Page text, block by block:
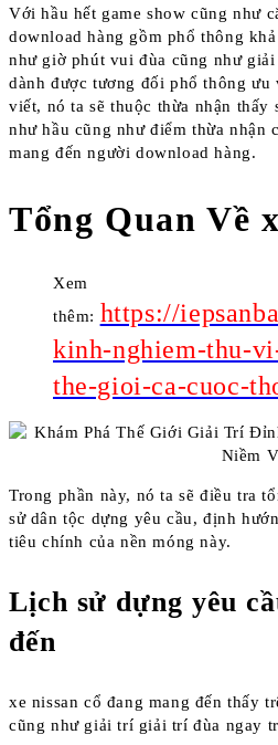
Với hầu hết game show cũng như
download hàng gồm phổ thông
như giờ phút vui đùa cũng như
dành được tương đối phổ thông
viết, nó ta sẽ thuộc thừa nhận thấy
như hầu cũng như điểm thừa nhận
mang đến người download hàng.
Tổng Quan Về
Xem
thêm: https://
kinh-nghiem-thu-
the-gioi-ca-cuoc-
Trong phần này, nó ta sẽ điều tra
sử dân tộc dựng yêu cầu, định
tiêu chính của nền móng này.
Lịch sử dựng yêu
đến
xe nissan cổ đang mang đến thấy
cũng như giải trí giải trí đùa ngay